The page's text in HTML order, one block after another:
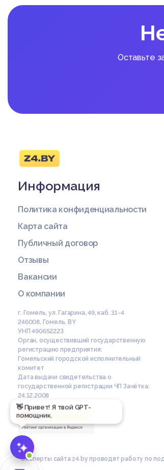
Оставьте
👋 Привет! Я твой GPT-
помощник.
Информация
Политика конфиденциальности
Карта сайта
Публичный договор
Отзывы
Вакансии
О компании
г. Гомель, ул. Гагарина, 49, каб. 31-4
246008, Гомель, BY
УНП 490652223
Орган, осуществивший государственную
регистрацию предприятия:
Гомельский городской исполнительный
комитет
Дата выдачи свидетельства о
государственной регистрации ЧП Зачётка:
24.12.2008
Эксперты сайта z4.by проводят работу по